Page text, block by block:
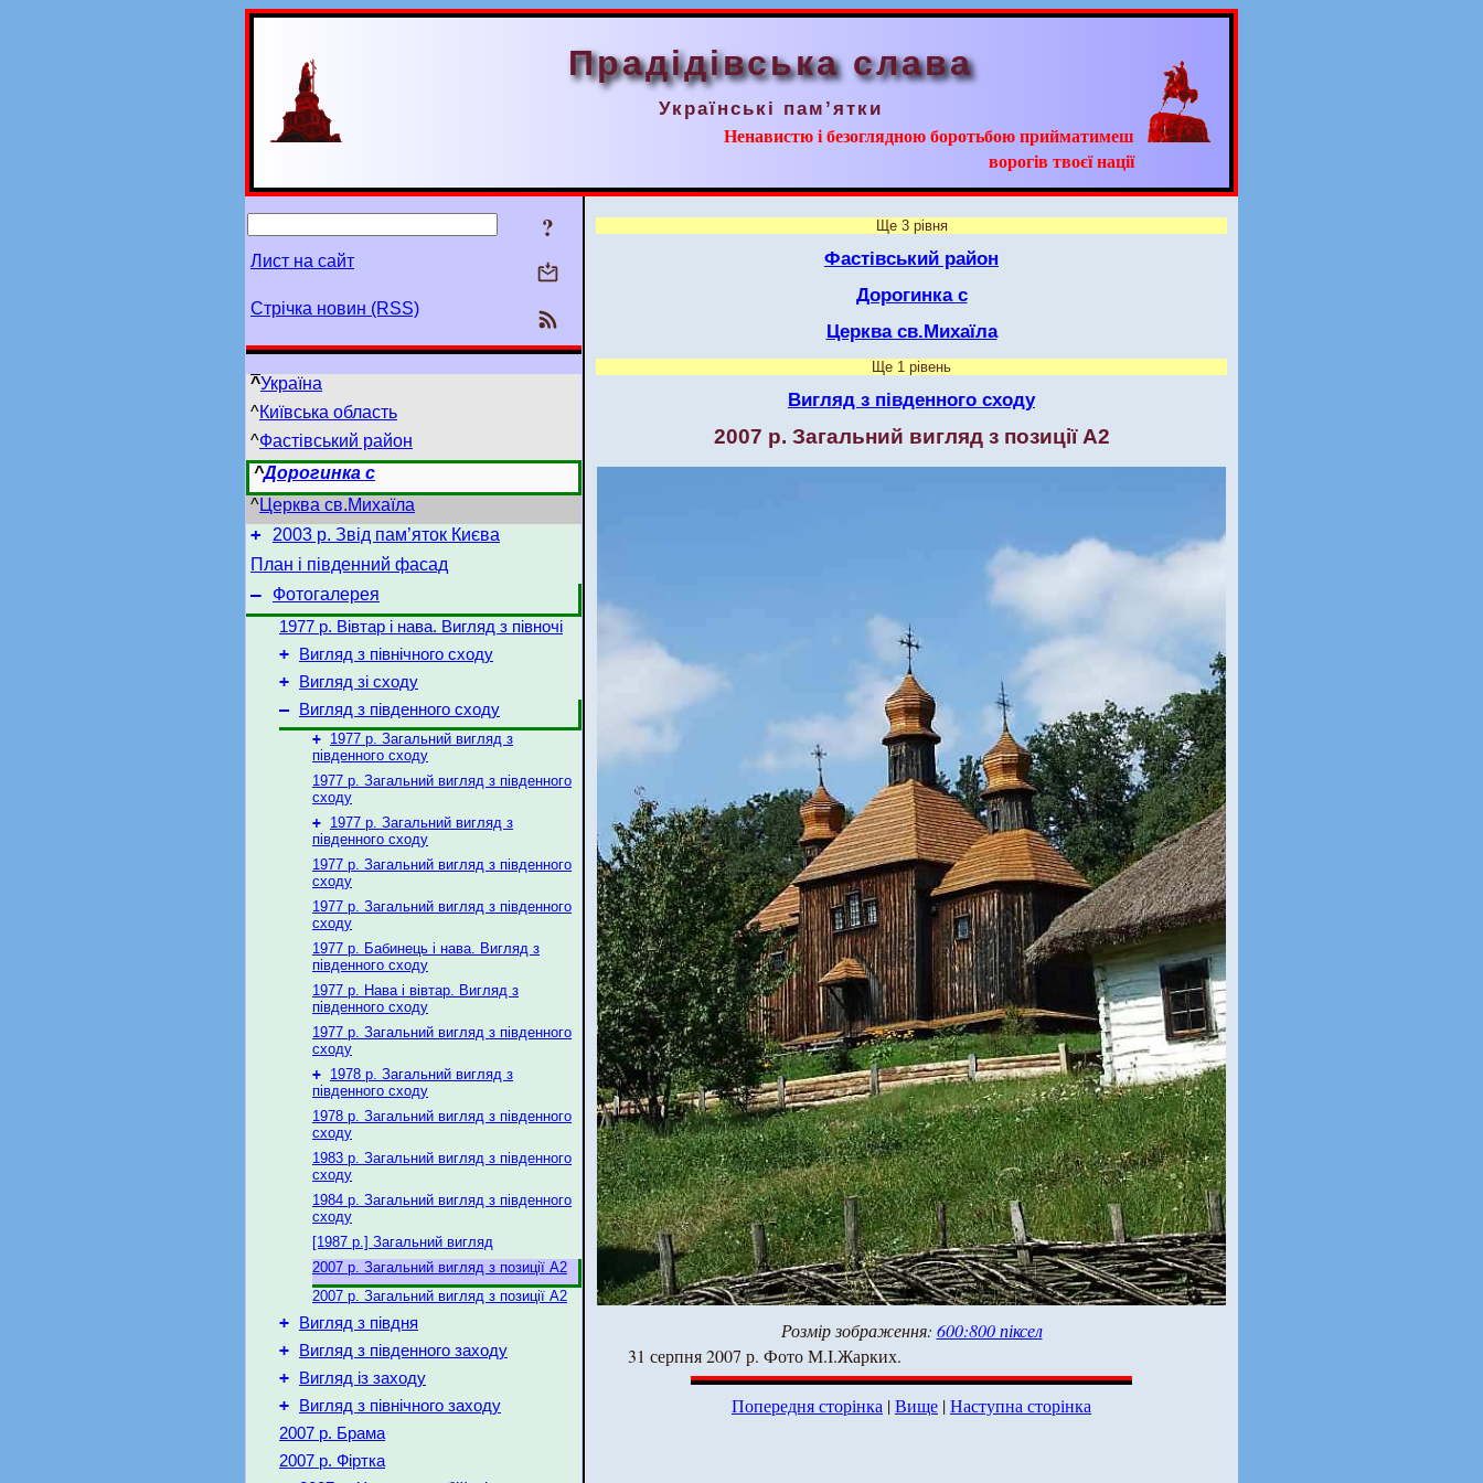
Прадідівська слава
Українські пам’ятки
Ненавистю і безоглядною боротьбою прийматимеш
ворогів твоєї нації
?
Лист на сайт
Стрічка новин (RSS)
^Україна
^Київська область
^Фастівський район
^Дорогинка с
^Церква св.Михаїла
+
2003 р. Звід пам’яток Києва
План і південний фасад
– Фотогалерея
1977 р. Вівтар і нава. Вигляд з півночі
+ Вигляд з північного сходу
+ Вигляд зі сходу
– Вигляд з південного сходу
+ 1977 р. Загальний вигляд з
південного сходу
1977 р. Загальний вигляд з південного
сходу
+ 1977 р. Загальний вигляд з
південного сходу
1977 р. Загальний вигляд з південного
сходу
1977 р. Загальний вигляд з південного
сходу
1977 р. Бабинець і нава. Вигляд з
південного сходу
1977 р. Нава і вівтар. Вигляд з
південного сходу
1977 р. Загальний вигляд з південного
сходу
+ 1978 р. Загальний вигляд з
південного сходу
1978 р. Загальний вигляд з південного
сходу
1983 р. Загальний вигляд з південного
сходу
1984 р. Загальний вигляд з південного
сходу
[1987 р.] Загальний вигляд
2007 р. Загальний вигляд з позиції А2
2007 р. Загальний вигляд з позиції А2
+ Вигляд з півдня
+ Вигляд з південного заходу
+ Вигляд із заходу
+
Вигляд з північного заходу
2007 р. Брама
2007 р. Фіртка
Ще 3 рівня
Фастівський район
Дорогинка с
Церква св.Михаїла
Ще 1 рівень
Вигляд з південного сходу
2007 р. Загальний вигляд з позиції А2
Розмір зображення: 600:800 піксел
31 серпня 2007 р. Фото М.І.Жарких.
Попередня сторінка |Вище |Наступна сторінка